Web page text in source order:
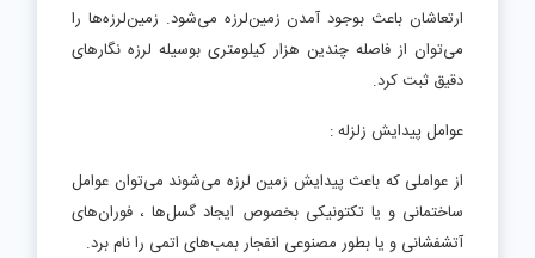
ارتعاشان باعث بوجود آمدن زمین‌لرزه می‌شود. زمین‌لرزه‌ها را
می‌توان از فاصله چندین هزار کیلومتری بوسیله لرزه نگارهای
دقیق ثبت کرد.
عوامل پیدایش زلزله :
از عواملی که باعث پیدایش زمین لرزه می‌شوند می‌توان عوامل
ساختمانی و یا تکتونیکی بخصوص ایجاد گسل‌ها ، فوران‌های
آتشفشانی و یا بطور مصنوعی انفجار بمب‌های اتمی را نام برد.